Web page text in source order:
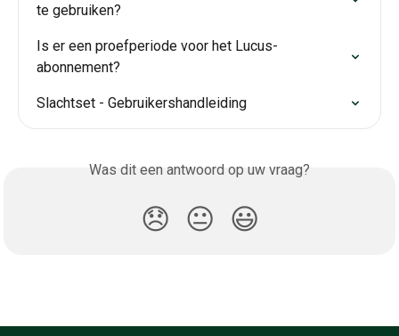
te gebruiken?
Is er een proefperiode voor het Lucus-
abonnement?
Slachtset - Gebruikershandleiding
Was dit een antwoord op uw vraag?
😞 😐 😃